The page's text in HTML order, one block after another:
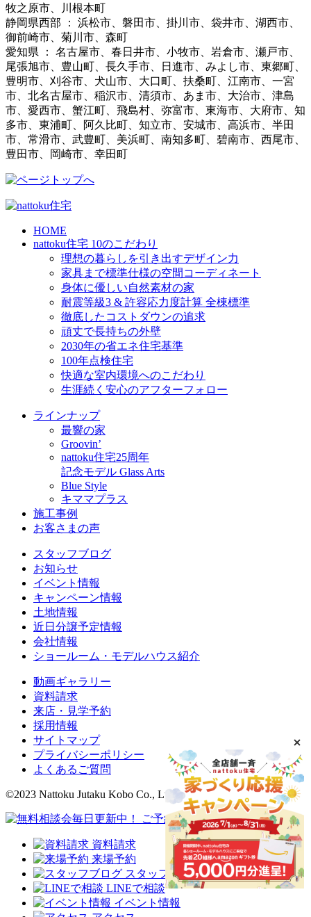
牧之原市、川根本町
静岡県西部 ： 浜松市、磐田市、掛川市、袋井市、湖西市、
御前崎市、菊川市、森町
愛知県 ： 名古屋市、春日井市、小牧市、岩倉市、瀬戸市、
尾張旭市、豊山町、長久手市、日進市、みよし市、東郷町、
豊明市、刈谷市、犬山市、大口町、扶桑町、江南市、一宮
市、北名古屋市、稲沢市、清須市、あま市、大治市、津島
市、愛西市、蟹江町、飛島村、弥富市、東海市、大府市、知
多市、東浦町、阿久比町、知立市、安城市、高浜市、半田
市、常滑市、武豊町、美浜町、南知多町、碧南市、西尾市、
豊田市、岡崎市、幸田町
HOME
nattoku住宅 10のこだわり
理想の暮らしを引き出すデザイン力
家具まで標準仕様の空間コーディネート
身体に優しい自然素材の家
耐震等級3 & 許容応力度計算 全棟標準
徹底したコストダウンの追求
頑丈で長持ちの外壁
2030年の省エネ住宅基準
100年点検住宅
快適な室内環境へのこだわり
生涯続く安心のアフターフォロー
ラインナップ
最響の家
Groovin’
nattoku住宅25周年
記念モデル Glass Arts
Blue Style
キママプラス
施工事例
お客さまの声
スタッフブログ
お知らせ
イベント情報
キャンペーン情報
土地情報
近日分譲予定情報
会社情報
ショールーム・モデルハウス紹介
動画ギャラリー
資料請求
来店・見学予約
採用情報
サイトマップ
プライバシーポリシー
よくあるご質問
©2023 Nattoku Jutaku Kobo Co., Ltd.
資料請求
来場予約
スタッフブログ
LINEで相談
イベント情報